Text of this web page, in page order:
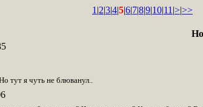
1 |2|3|4|5|6|7|8|9|10|11 |>|>>
тут я чуть не блюванул..